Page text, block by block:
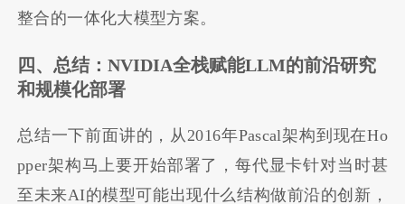
整合的一体化大模型方案。
四、总结：NVIDIA全栈赋能LLM的前沿研究
和规模化部署
总结一下前面讲的，从2016年Pascal架构到现在Ho
pper架构马上要开始部署了，每代显卡针对当时甚
至未来AI的模型可能出现什么结构做前沿的创新，